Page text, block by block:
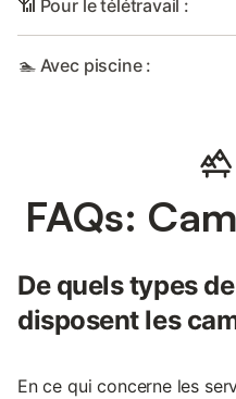
📶 Pour le télétravail :
🏊 Avec piscine :
FAQs:
De quels types
disposent les
En ce qui concerne les